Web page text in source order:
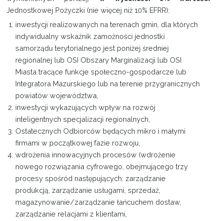
Jednostkowej Pożyczki (nie więcej niż 10% EFRR):
inwestycji realizowanych na terenach gmin, dla których
indywidualny wskaźnik zamożności jednostki
samorządu terytorialnego jest poniżej średniej
regionalnej lub OSI Obszary Marginalizacji lub OSI
Miasta tracące funkcje społeczno-gospodarcze lub
Integratora Mazurskiego lub na terenie przygranicznych
powiatów województwa,
inwestycji wykazujących wpływ na rozwój
inteligentnych specjalizacji regionalnych,
Ostatecznych Odbiorców będących mikro i małymi
firmami w początkowej fazie rozwoju,
wdrożenia innowacyjnych procesów (wdrożenie
nowego rozwiązania cyfrowego, obejmującego trzy
procesy spośród następujących: zarządzanie
produkcją, zarządzanie usługami, sprzedaż,
magazynowanie/zarządzanie łańcuchem dostaw,
zarządzanie relacjami z klientami,